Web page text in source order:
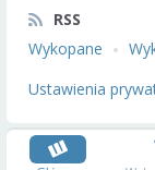
RSS
Wykopane
Ustawienia